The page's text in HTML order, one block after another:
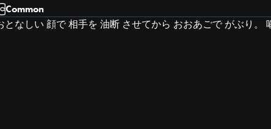
Common
となしい 顔で 相手を 油断 させてから おおあごで がぶり。